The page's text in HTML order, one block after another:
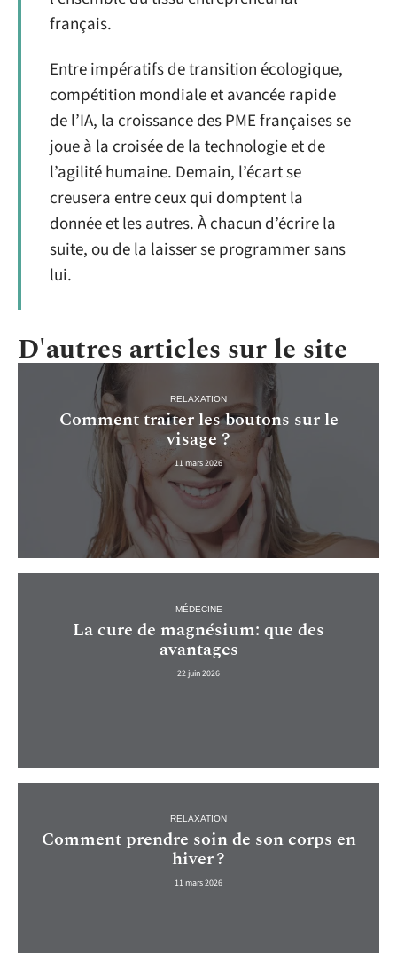
français.
Entre impératifs de transition écologique,
compétition mondiale et avancée rapide
de l’IA, la croissance des PME françaises se
joue à la croisée de la technologie et de
l’agilité humaine. Demain, l’écart se
creusera entre ceux qui domptent la
donnée et les autres. À chacun d’écrire la
suite, ou de la laisser se programmer sans
lui.
D'autres articles sur le site
RELAXATION
Comment traiter les boutons sur le
visage ?
11 mars 2026
MÉDECINE
La cure de magnésium: que des
avantages
22 juin 2026
RELAXATION
Comment prendre soin de son corps en
hiver ?
11 mars 2026